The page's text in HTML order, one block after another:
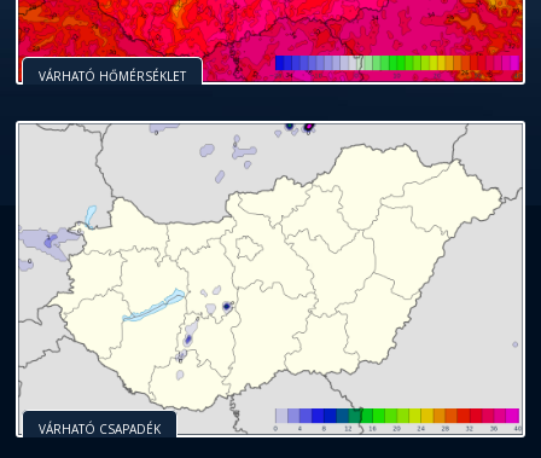
VÁRHATÓ HŐMÉRSÉKLET
VÁRHATÓ CSAPADÉK